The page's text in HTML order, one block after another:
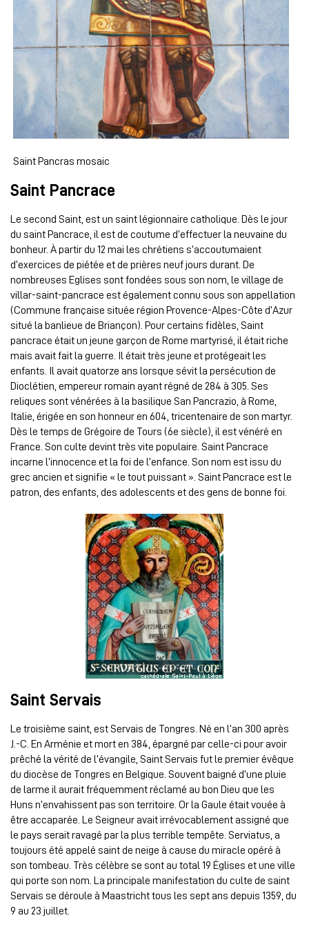
Saint Pancras mosaic
Saint Pancrace
Le second Saint, est un saint légionnaire catholique. Dès le jour
du saint Pancrace, il est de coutume d’effectuer la neuvaine du
bonheur. À partir du 12 mai les chrétiens s’accoutumaient
d’exercices de piétée et de prières neuf jours durant. De
nombreuses Eglises sont fondées sous son nom, le village de
villar-saint-pancrace est également connu sous son appellation
(Commune française située région Provence-Alpes-Côte d’Azur
situé la banlieue de Briançon). Pour certains fidèles, Saint
pancrace était un jeune garçon de Rome martyrisé, il était riche
mais avait fait la guerre. Il était très jeune et protégeait les
enfants. Il avait quatorze ans lorsque sévit la persécution de
Dioclétien, empereur romain ayant régné de 284 à 305. Ses
reliques sont vénérées à la basilique San Pancrazio, à Rome,
Italie, érigée en son honneur en 604, tricentenaire de son martyr.
Dès le temps de Grégoire de Tours (6e siècle), il est vénéré en
France. Son culte devint très vite populaire. Saint Pancrace
incarne l’innocence et la foi de l’enfance. Son nom est issu du
grec ancien et signifie « le tout puissant ». Saint Pancrace est le
patron, des enfants, des adolescents et des gens de bonne foi.
Saint Servais
Le troisième saint, est Servais de Tongres. Né en l’an 300 après
J.-C. En Arménie et mort en 384, épargné par celle-ci pour avoir
prêché la vérité de l’évangile, Saint Servais fut le premier évêque
du diocèse de Tongres en Belgique. Souvent baigné d’une pluie
de larme il aurait fréquemment réclamé au bon Dieu que les
Huns n’envahissent pas son territoire. Or la Gaule était vouée à
être accaparée. Le Seigneur avait irrévocablement assigné que
le pays serait ravagé par la plus terrible tempête. Serviatus, a
toujours été appelé saint de neige à cause du miracle opéré à
son tombeau. Très célèbre se sont au total 19 Églises et une ville
qui porte son nom. La principale manifestation du culte de saint
Servais se déroule à Maastricht tous les sept ans depuis 1359, du
9 au 23 juillet.